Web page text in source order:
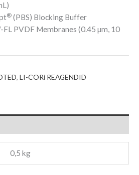
®(PBS) Blocking Buffer
-FL PVDF Membranes (0.45 µm, 10
, LI-CORi REAGENDID
0,5 kg